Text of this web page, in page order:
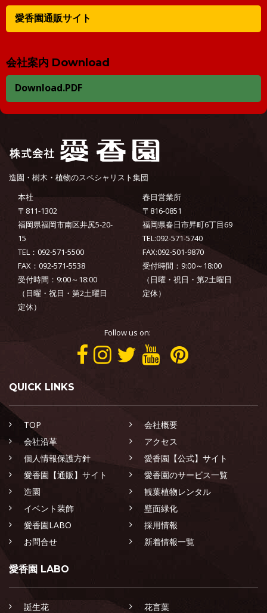
愛香園通販サイト
会社案内 Download
Download.PDF
造園・樹木・植物のスペシャリスト集団
本社
〒811-1302
福岡県福岡市南区井尻5-20-
15
TEL：092-571-5500
FAX：092-571-5538
受付時間：9:00～18:00
（日曜・祝日・第2土曜日
定休）
春日営業所
〒816-0851
福岡県春日市昇町6丁目69
TEL:092-571-5740
FAX:092-501-9870
受付時間：9:00～18:00
（日曜・祝日・第2土曜日
定休）
Follow us on:
QUICK LINKS
TOP
会社概要
会社沿革
アクセス
個人情報保護方針
愛香園【公式】サイト
愛香園【通販】サイト
愛香園のサービス一覧
造園
観葉植物レンタル
イベント装飾
壁面緑化
愛香園LABO
採用情報
お問合せ
新着情報一覧
愛香園 LABO
誕生花
花言葉